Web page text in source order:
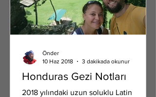
Honduras Gezi Notları
2018 yılındaki uzun soluklu Latin
Önder
10 Haz 2018
3 dakikada okunur